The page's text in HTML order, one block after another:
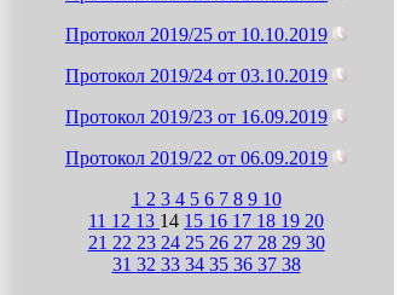
Протокол 2019/25 от 10.10.2019
Протокол 2019/24 от 03.10.2019
Протокол 2019/23 от 16.09.2019
Протокол 2019/22 от 06.09.2019
1 2 3 4 5 6 7 8 9 10
11 12 13 14 15 16 17 18 19 20
21 22 23 24 25 26 27 28 29 30
31 32 33 34 35 36 37 38